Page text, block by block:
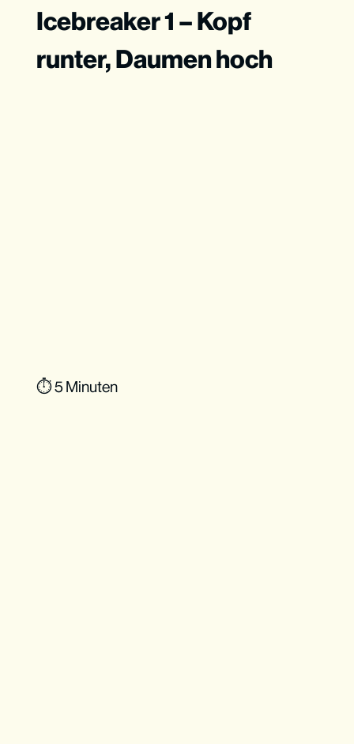
Icebreaker 1 – Kopf
runter, Daumen hoch
⏱ 5 Minuten